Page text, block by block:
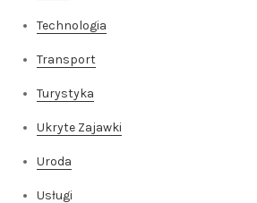
Technologia
Transport
Turystyka
Ukryte Zajawki
Uroda
Usługi